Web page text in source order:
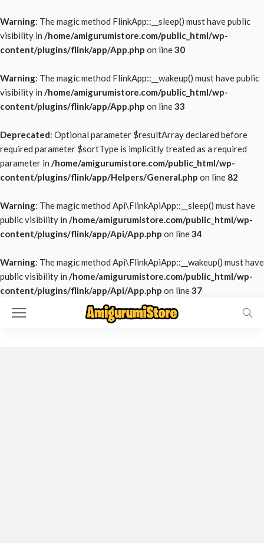
Warning: The magic method FlinkApp::__sleep() must have public
visibility in /home/amigurumistore.com/public_html/wp-
content/plugins/flink/app/App.php on line30
Warning: The magic method FlinkApp::__wakeup() must have public
visibility in /home/amigurumistore.com/public_html/wp-
content/plugins/flink/app/App.php on line33
Deprecated: Optional parameter $resultArray declared before
required parameter $sortType is implicitly treated as a required
parameter in /home/amigurumistore.com/public_html/wp-
content/plugins/flink/app/Helpers/General.php on line 82
Warning: The magic method Api\FlinkApiApp::__sleep() must have
public visibility in /home/amigurumistore.com/public_html/wp-
content/plugins/flink/app/Api/App.php on line34
Warning: The magic method Api\FlinkApiApp::__wakeup() must have
public visibility in /home/amigurumistore.com/public_html/wp-
content/plugins/flink/app/Api/App.php on line37